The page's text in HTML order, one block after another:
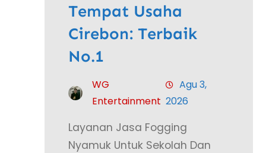
Tempat Usaha
Cirebon: Terbaik
No.1
WG
Entertainment
Agu 3,
2026
Layanan Jasa Fogging
Nyamuk Untuk Sekolah Dan